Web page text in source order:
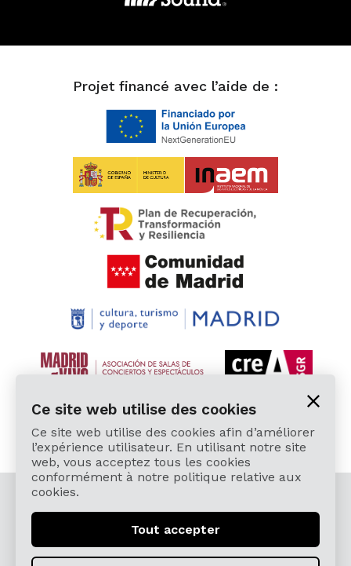
Projet financé avec l’aide de :
© 2026 Cardamomo Flamenco Madrid - Tous droits
réservés.
Mentions légales y Politique de confidentialité
Ce site web utilise des cookies
Ce site web utilise des cookies afin d’améliorer
l’expérience utilisateur. En utilisant notre site
web, vous acceptez tous les cookies
conformément à notre politique relative aux
cookies.
Tout accepter